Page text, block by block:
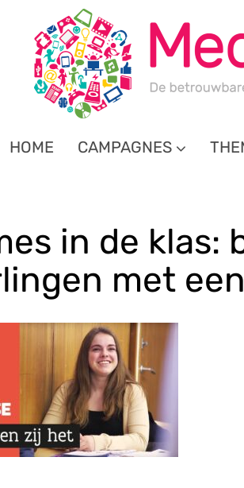
HOME CAMPAGNES
in de klas:
met